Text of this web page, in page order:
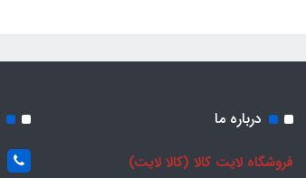
درباره ما
فروشگاه لایت کالا (کالا لایت)